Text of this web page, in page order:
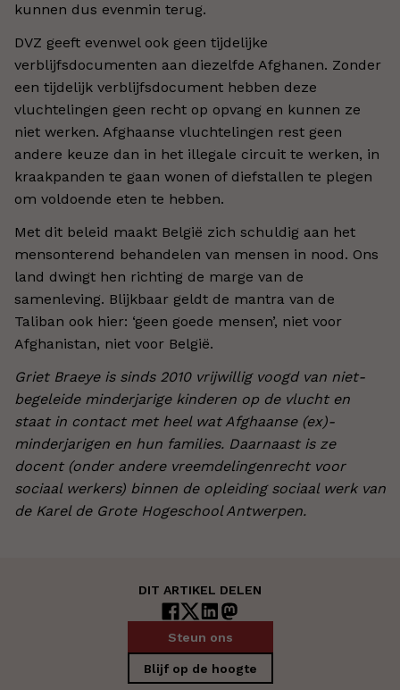
kunnen dus evenmin terug.
DVZ geeft evenwel ook geen tijdelijke
verblijfsdocumenten aan diezelfde Afghanen. Zonder
een tijdelijk verblijfsdocument hebben deze
vluchtelingen geen recht op opvang en kunnen ze
niet werken. Afghaanse vluchtelingen rest geen
andere keuze dan in het illegale circuit te werken, in
kraakpanden te gaan wonen of diefstallen te plegen
om voldoende eten te hebben.
Met dit beleid maakt België zich schuldig aan het
mensonterend behandelen van mensen in nood. Ons
land dwingt hen richting de marge van de
samenleving. Blijkbaar geldt de mantra van de
Taliban ook hier: ‘geen goede mensen’, niet voor
Afghanistan, niet voor België.
Griet Braeye is sinds 2010 vrijwillig voogd van niet-
begeleide minderjarige kinderen op de vlucht en
staat in contact met heel wat Afghaanse (ex)-
minderjarigen en hun families. Daarnaast is ze
docent (onder andere vreemdelingenrecht voor
sociaal werkers) binnen de opleiding sociaal werk van
de Karel de Grote Hogeschool Antwerpen.
DIT ARTIKEL DELEN
Steun ons
Blijf op de hoogte